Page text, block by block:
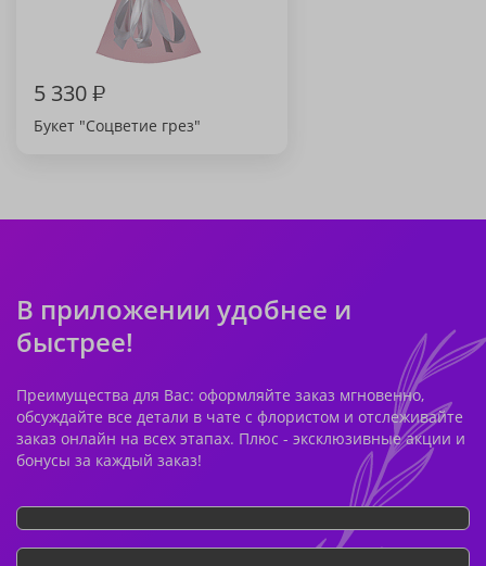
5 330₽
Букет "Соцветие грез"
В приложении удобнее и
быстрее!
Преимущества для Вас: оформляйте заказ мгновенно,
обсуждайте все детали в чате с флористом и отслеживайте
заказ онлайн на всех этапах. Плюс - эксклюзивные акции и
бонусы за каждый заказ!